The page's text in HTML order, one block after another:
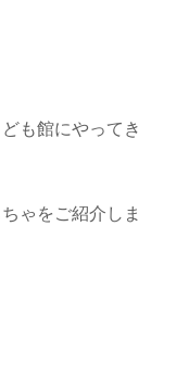
も館にやってき
ゃをご紹介しま